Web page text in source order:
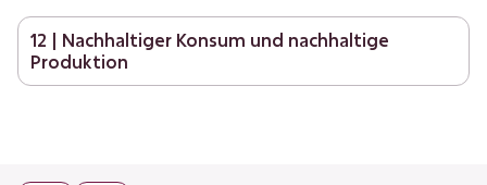
12 | Nachhaltiger Konsum und nachhaltige
Produktion